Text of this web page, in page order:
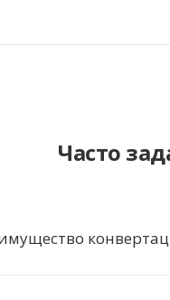
Часто